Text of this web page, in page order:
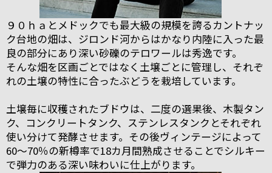
９０ｈａとメドックでも最大級の規模を誇るカントナッ
ク台地の畑は、ジロンド河からはかなり内陸に入った最
良の部分にあり深い砂礫のテロワールは秀逸です。
そんな畑を区画ごとではなく土壌ごとに管理し、それぞ
れの土壌の特性に合ったぶどうを栽培しています。
土壌毎に収穫されたブドウは、二度の選果後、木製タン
ク、コンクリートタンク、ステンレスタンクとそれぞれ
使い分けて発酵させます。その後ヴィンテージによって
60～70％の新樽率で18カ月間熟成させることでシルキー
で弾力のある深い味わいに仕上がります。